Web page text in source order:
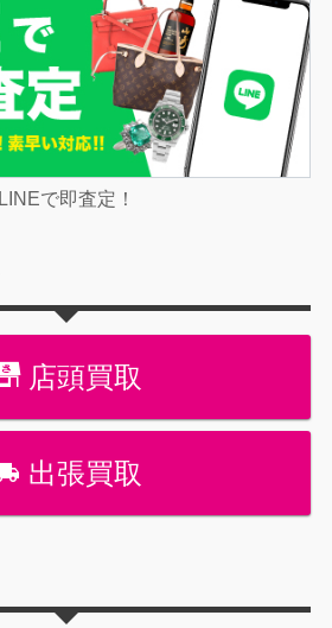
LINEで即査定！
店頭買取
出張買取